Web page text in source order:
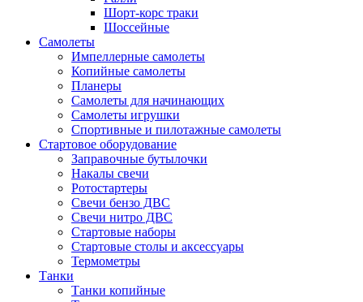
Шорт-корс траки
Шоссейные
Самолеты
Импеллерные самолеты
Копийные самолеты
Планеры
Самолеты для начинающих
Самолеты игрушки
Спортивные и пилотажные самолеты
Стартовое оборудование
Заправочные бутылочки
Накалы свечи
Ротостартеры
Свечи бензо ДВС
Свечи нитро ДВС
Стартовые наборы
Стартовые столы и аксессуары
Термометры
Танки
Танки копийные